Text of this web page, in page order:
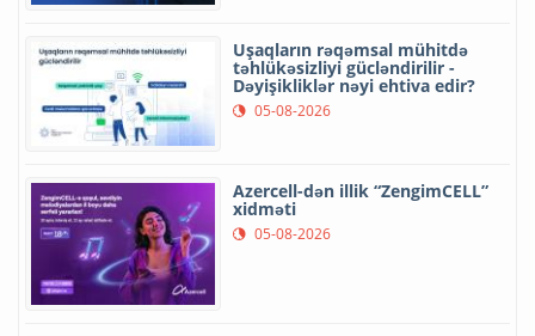
Uşaqların rəqəmsal mühitdə
təhlükəsizliyi gücləndirilir -
Dəyişikliklər nəyi ehtiva edir?
05-08-2026
Azercell-dən illik “ZengimCELL”
xidməti
05-08-2026